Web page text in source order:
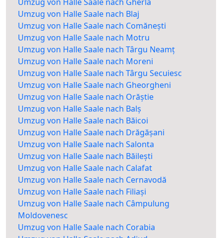
Umzug von Halle Saale nach Blaj
Umzug von Halle Saale nach Comănești
Umzug von Halle Saale nach Motru
Umzug von Halle Saale nach Târgu Neamț
Umzug von Halle Saale nach Moreni
Umzug von Halle Saale nach Târgu Secuiesc
Umzug von Halle Saale nach Gheorgheni
Umzug von Halle Saale nach Orăștie
Umzug von Halle Saale nach Balș
Umzug von Halle Saale nach Băicoi
Umzug von Halle Saale nach Drăgășani
Umzug von Halle Saale nach Salonta
Umzug von Halle Saale nach Băilești
Umzug von Halle Saale nach Calafat
Umzug von Halle Saale nach Cernavodă
Umzug von Halle Saale nach Filiași
Umzug von Halle Saale nach Câmpulung
Moldovenesc
Umzug von Halle Saale nach Corabia